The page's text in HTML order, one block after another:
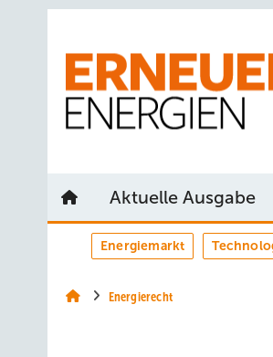
Aktuelle Ausgabe
Energiemarkt
Energierecht